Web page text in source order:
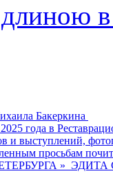
Бакеркина
года в
и выступлений,
просьбам
» ЭДИТА